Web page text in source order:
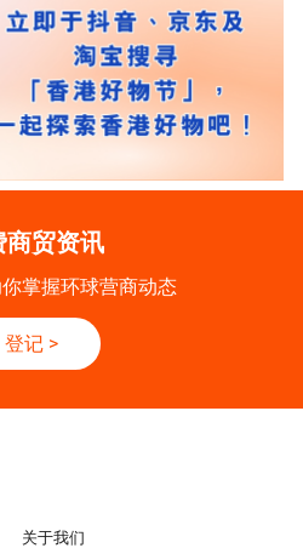
商贸资讯
掌握环球营商动态
登记 >
关于我们